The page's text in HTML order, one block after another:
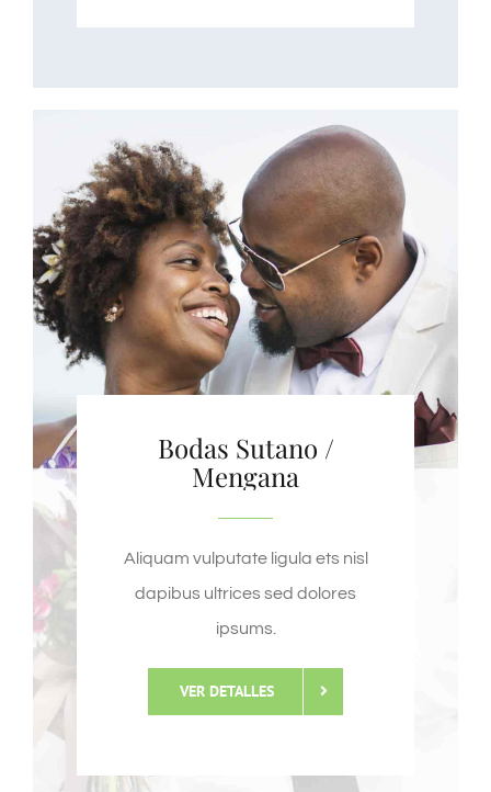
Bodas Sutano /
Mengana
Aliquam vulputate ligula ets nisl
dapibus ultrices sed dolores
ipsums.
VER DETALLES